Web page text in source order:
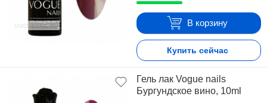
В корзину
Купить сейчас
Гель лак Vogue nails
Бургундское вино, 10ml